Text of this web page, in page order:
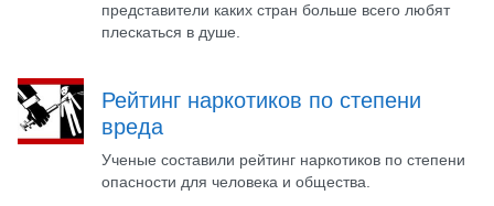
представители каких стран больше всего любят
плескаться в душе.
Рейтинг наркотиков по степени
вреда
Ученые составили рейтинг наркотиков по степени
опасности для человека и общества.